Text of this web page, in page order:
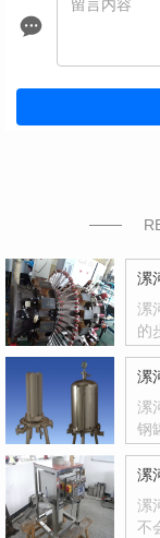
漯
漯
的
漯
漯
钢
漯
漯
不